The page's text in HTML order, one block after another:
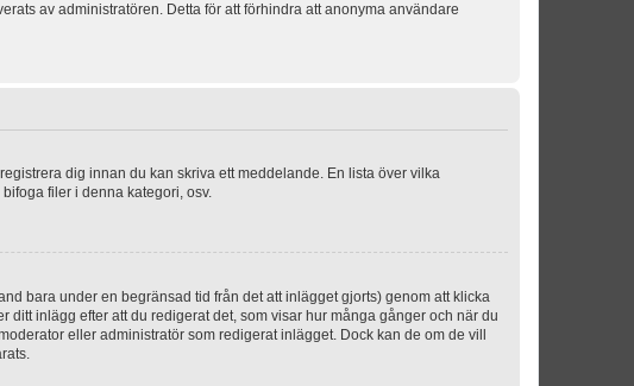
av administratören. Detta för att förhindra att anonyma användare
dig innan du kan skriva ett meddelande. En lista över vilka
filer i denna kategori, osv.
bara under en begränsad tid från det att inlägget gjorts) genom att klicka
inlägg efter att du redigerat det, som visar hur många gånger och när du
eller administratör som redigerat inlägget. Dock kan de om de vill